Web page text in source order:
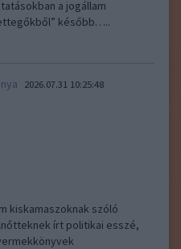
a jogállam
később…..
2026.07.31 10:25:48
kiskamaszoknak szóló
írt politikai esszé,